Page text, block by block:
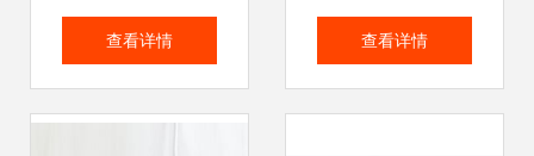
元券在日用百货与
查看详情
元化应用与批发采
查看详情